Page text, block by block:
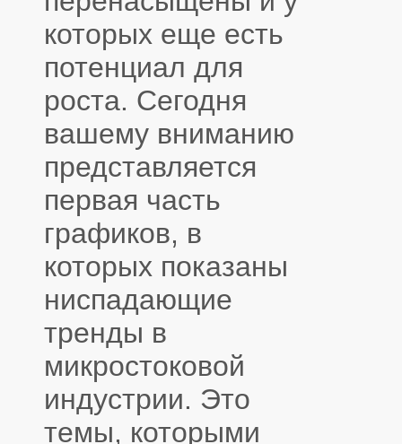
которых еще есть
потенциал для
роста. Сегодня
вашему вниманию
представляется
первая часть
графиков, в
которых показаны
ниспадающие
тренды в
микростоковой
индустрии. Это
темы, которыми